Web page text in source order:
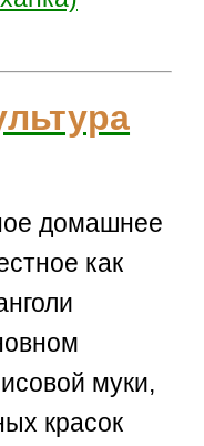
домашнее
как
муки,
красок